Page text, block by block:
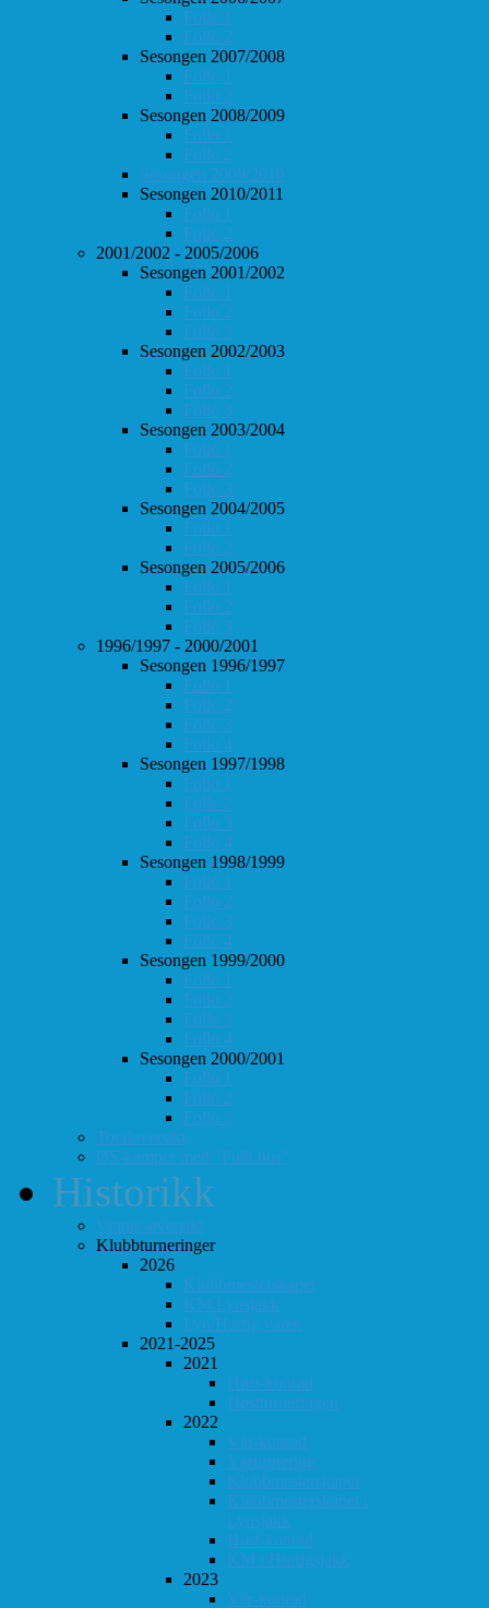
Follo 1
Follo 2
Sesongen 2007/2008
Follo 1
Follo 2
Sesongen 2008/2009
Follo 1
Follo 2
Sesongen 2009/2010
Sesongen 2010/2011
Follo 1
Follo 2
2001/2002 - 2005/2006
Sesongen 2001/2002
Follo 1
Follo 2
Follo 3
Sesongen 2002/2003
Follo 1
Follo 2
Follo 3
Sesongen 2003/2004
Follo 1
Follo 2
Follo 3
Sesongen 2004/2005
Follo 1
Follo 2
Sesongen 2005/2006
Follo 1
Follo 2
Follo 3
1996/1997 - 2000/2001
Sesongen 1996/1997
Follo 1
Follo 2
Follo 3
Follo 4
Sesongen 1997/1998
Follo 1
Follo 2
Follo 3
Follo 4
Sesongen 1998/1999
Follo 1
Follo 2
Follo 3
Follo 4
Sesongen 1999/2000
Follo 1
Follo 2
Follo 3
Follo 4
Sesongen 2000/2001
Follo 1
Follo 2
Follo 3
Totaloversikt
ØS-kamper med "Fullt hus"
Historikk
Vinner-oversikt
Klubbturneringer
2026
Klubbmesterskapet
KM Lynsjakk
Lyn/Hurtig våren
2021-2025
2021
Høst-konrad
Høstturneringen
2022
Vår-konrad
Vårturnering
Klubbmesterskapet
Klubbmesterskapet i
Lynsjakk
Høst-konrad
KM i Hurtigsjakk
2023
Vår-konrad